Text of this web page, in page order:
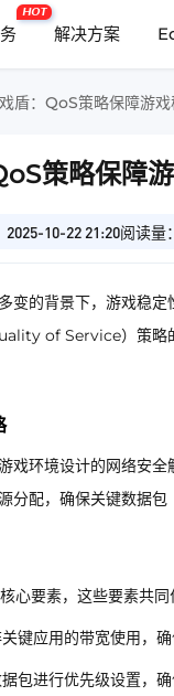
HOT
解决方案
盾：QoS策略保障游戏
策略保障
10-22 21:20阅读量
变的背景下，游戏稳
of Service）策略
戏环境设计的网络安
分配，确保关键数据
心要素，这些要素共同
键应用的带宽使用，
包进行优先级设置，